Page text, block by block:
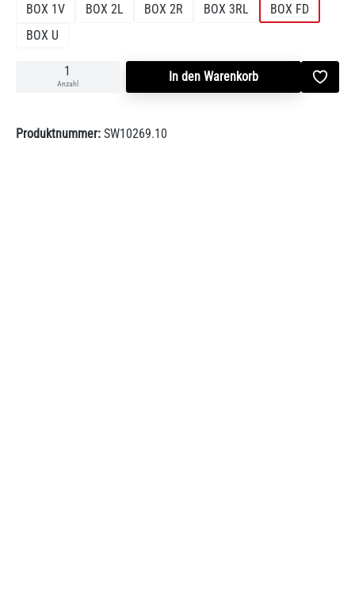
BOX 1V
BOX 2L BOX 2R BOX 3RL
BOX FD
BOX U
Anzahl In den Warenkorb
Produktnummer: SW10269.10